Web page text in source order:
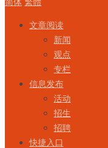
文章阅读
新闻
观点
专栏
信息发布
活动
招生
招聘
快捷入口